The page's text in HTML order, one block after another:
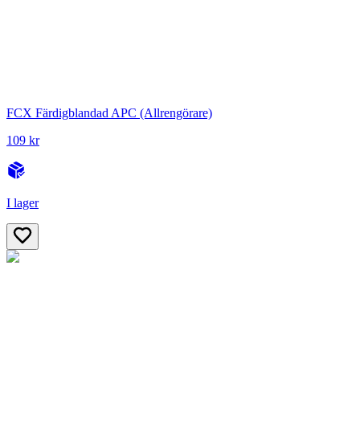
FCX Färdigblandad APC (Allrengörare)
109 kr
I lager